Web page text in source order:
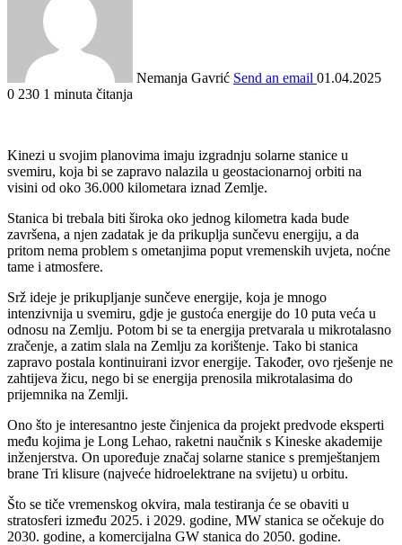
Nemanja Gavrić Send an email 01.04.2025
0 230 1 minuta čitanja
Kinezi u svojim planovima imaju izgradnju solarne stanice u
svemiru, koja bi se zapravo nalazila u geostacionarnoj orbiti na
visini od oko 36.000 kilometara iznad Zemlje.
Stanica bi trebala biti široka oko jednog kilometra kada bude
završena, a njen zadatak je da prikuplja sunčevu energiju, a da
pritom nema problem s ometanjima poput vremenskih uvjeta, noćne
tame i atmosfere.
Srž ideje je prikupljanje sunčeve energije, koja je mnogo
intenzivnija u svemiru, gdje je gustoća energije do 10 puta veća u
odnosu na Zemlju. Potom bi se ta energija pretvarala u mikrotalasno
zračenje, a zatim slala na Zemlju za korištenje. Tako bi stanica
zapravo postala kontinuirani izvor energije. Također, ovo rješenje ne
zahtijeva žicu, nego bi se energija prenosila mikrotalasima do
prijemnika na Zemlji.
Ono što je interesantno jeste činjenica da projekt predvode eksperti
među kojima je Long Lehao, raketni naučnik s Kineske akademije
inženjerstva. On upoređuje značaj solarne stanice s premještanjem
brane Tri klisure (najveće hidroelektrane na svijetu) u orbitu.
Što se tiče vremenskog okvira, mala testiranja će se obaviti u
stratosferi između 2025. i 2029. godine, MW stanica se očekuje do
2030. godine, a komercijalna GW stanica do 2050. godine.